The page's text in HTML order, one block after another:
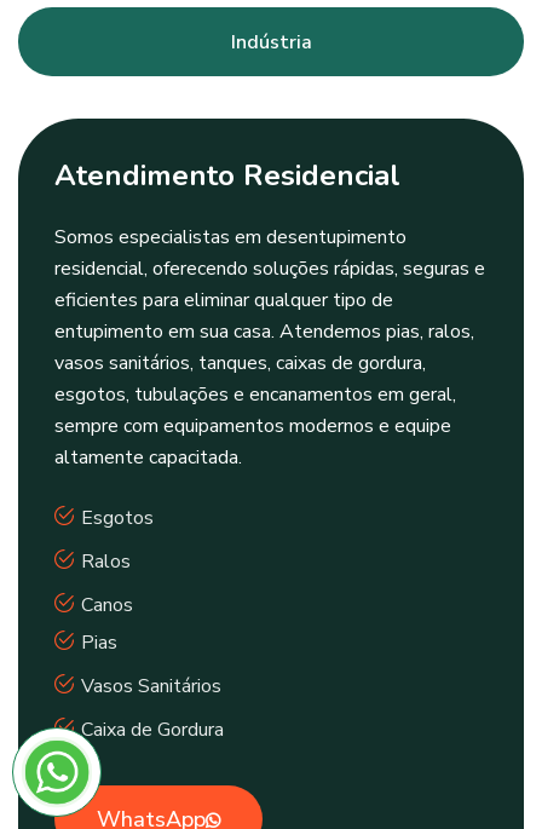
Indústria
Atendimento Residencial
Somos especialistas em desentupimento
residencial, oferecendo soluções rápidas, seguras e
eficientes para eliminar qualquer tipo de
entupimento em sua casa. Atendemos pias, ralos,
vasos sanitários, tanques, caixas de gordura,
esgotos, tubulações e encanamentos em geral,
sempre com equipamentos modernos e equipe
altamente capacitada.
Esgotos
Ralos
Canos
Pias
Vasos Sanitários
Caixa de Gordura
WhatsApp